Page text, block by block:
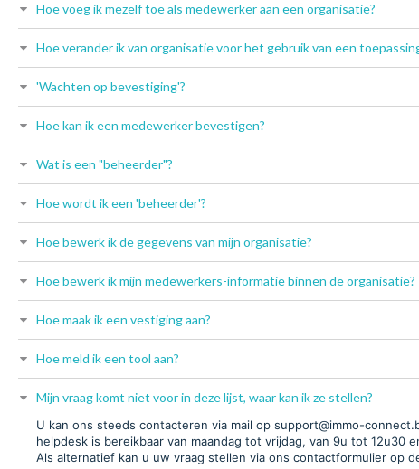
Hoe voeg ik mezelf toe als medewerker aan een organisatie?
Hoe verander ik van organisatie voor het gebruik van een
'Wachten op bevestiging'?
Hoe kan ik een medewerker bevestigen?
Wat is een "beheerder"?
Hoe wordt ik een 'beheerder'?
Hoe bewerk ik de gegevens van mijn organisatie?
Hoe bewerk ik mijn medewerkers-informatie binnen de organisatie?
Hoe maak ik een vestiging aan?
Hoe meld ik een tool aan?
Mijn vraag komt niet voor in deze lijst, waar kan ik ze stellen?
U kan ons steeds contacteren via mail op support@immo-
helpdesk is bereikbaar van maandag tot vrijdag, van 9u tot 12u30
Als alternatief kan u uw vraag stellen via ons contactformulier op